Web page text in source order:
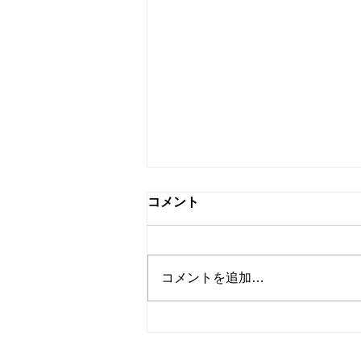
インボイス制度と税務調査の
制度（適格請求書等保存方式）
は、消費税の仕入税額控除を受け
コメント
コメントを追加…